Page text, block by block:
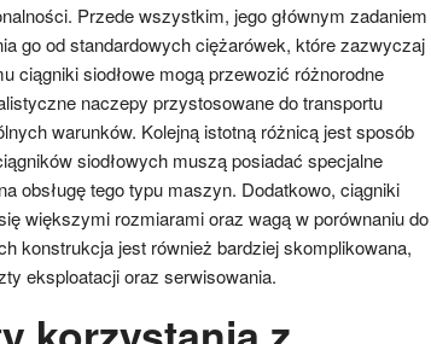
Przede wszystkim, jego głównym zadaniem
go od standardowych ciężarówek, które zazwyczaj
ciągniki siodłowe mogą przewozić różnorodne
naczepy przystosowane do transportu
warunków. Kolejną istotną różnicą jest sposób
siodłowych muszą posiadać specjalne
obsługę tego typu maszyn. Dodatkowo, ciągniki
większymi rozmiarami oraz wagą w porównaniu do
konstrukcja jest również bardziej skomplikowana,
eksploatacji oraz serwisowania.